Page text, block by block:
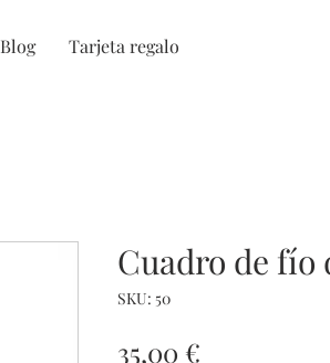
Blog Tarjeta regalo
Cuadro de fío
SKU: 50
35,00 €